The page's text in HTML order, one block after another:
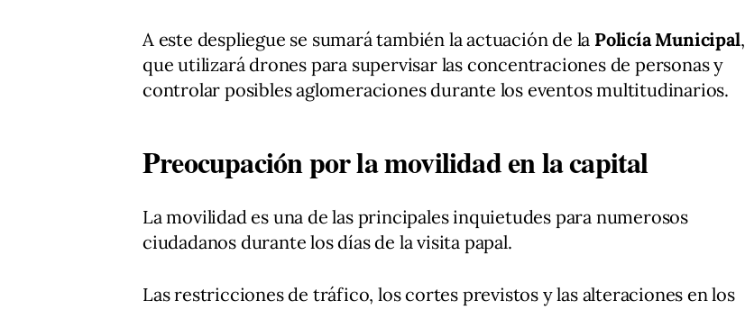
A este despliegue se sumará también la actuación de la Policía Municipal,
que utilizará drones para supervisar las concentraciones de personas y
controlar posibles aglomeraciones durante los eventos multitudinarios.
Preocupación por la movilidad en la capital
La movilidad es una de las principales inquietudes para numerosos
ciudadanos durante los días de la visita papal.
Las restricciones de tráfico, los cortes previstos y las alteraciones en los